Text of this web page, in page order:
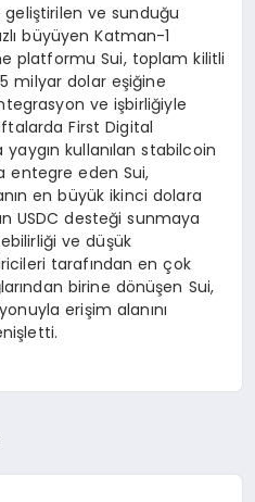
ve sunduğu
büyüyen Katman-1
platformu Sui, toplam kilitli
milyar dolar eşiğine
ve işbirliğiyle
First Digital
yaygın kullanılan stabilcoin
entegre eden Sui,
en büyük ikinci dolara
USDC desteği sunmaya
ve düşük
tarafından en çok
birine dönüşen Sui,
erişim alanını